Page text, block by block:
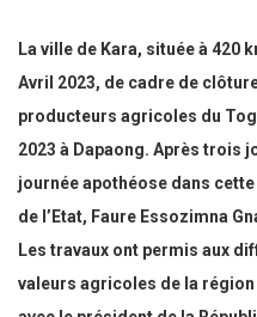
La ville de Kara, située à 420
Avril 2023, de cadre de
producteurs agricoles du
2023 à Dapaong. Après trois
journée apothéose dans
de l’Etat, Faure Essozimna
Les travaux ont permis aux
valeurs agricoles de la